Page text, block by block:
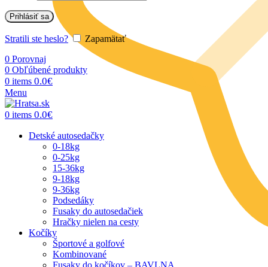
Prihlásiť sa
Stratili ste heslo?
Zapamätať
0 Porovnaj
0 Obľúbené produkty
0 items 0.0€
Menu
0 items 0.0€
Detské autosedačky
0-18kg
0-25kg
15-36kg
9-18kg
9-36kg
Podsedáky
Fusaky do autosedačiek
Hračky nielen na cesty
Kočíky
Športové a golfové
Kombinované
Fusaky do kočíkov – BAVLNA